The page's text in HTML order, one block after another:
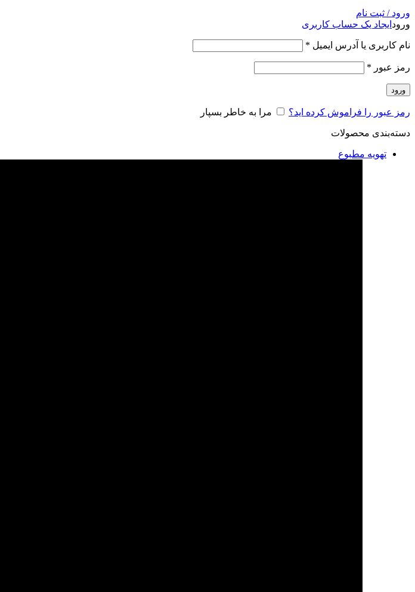
ورود / ثبت نام
ورود ایجاد یک حساب کاربری
نام کاربری یا آدرس ایمیل *
رمز عبور *
ورود
رمز عبور را فراموش کرده اید؟ مرا به خاطر بسپار
دسته‌بندی محصولات
تهویه مطبوع